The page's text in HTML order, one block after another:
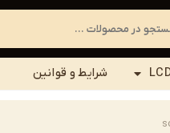
شرایط و قوانین